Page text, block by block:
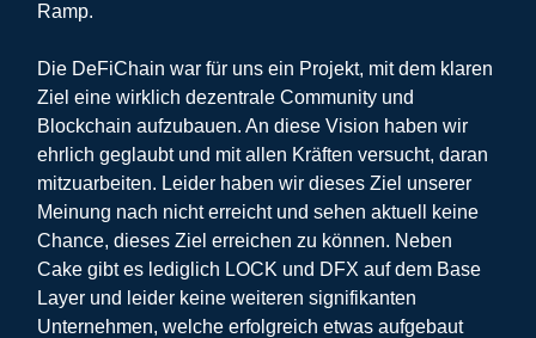
Ramp.
Die DeFiChain war für uns ein Projekt, mit dem klaren
Ziel eine wirklich dezentrale Community und
Blockchain aufzubauen. An diese Vision haben wir
ehrlich geglaubt und mit allen Kräften versucht, daran
mitzuarbeiten. Leider haben wir dieses Ziel unserer
Meinung nach nicht erreicht und sehen aktuell keine
Chance, dieses Ziel erreichen zu können. Neben
Cake gibt es lediglich LOCK und DFX auf dem Base
Layer und leider keine weiteren signifikanten
Unternehmen, welche erfolgreich etwas aufgebaut